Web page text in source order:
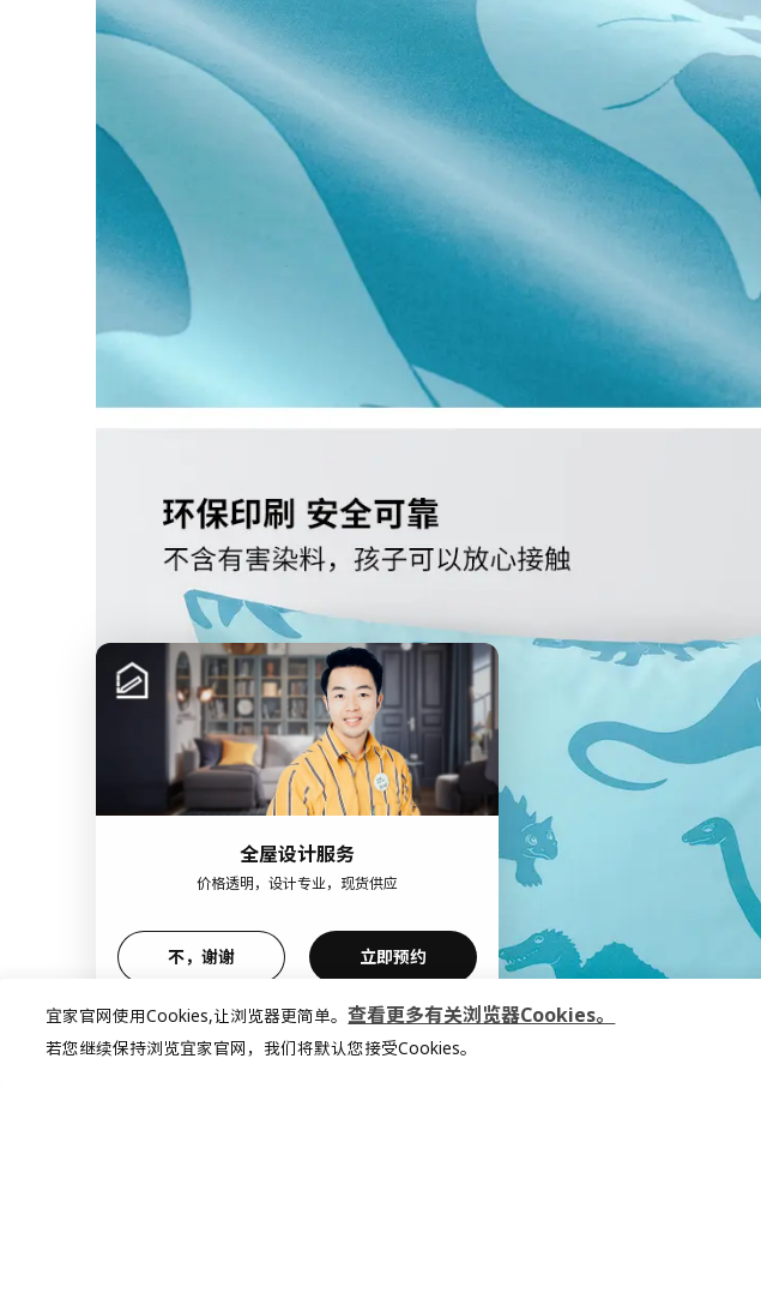
全屋设计服务
价格透明，设计专业，现货供应
不，谢谢 立即预约
宜家官网使用Cookies,让浏览器更简单。查看更多有关浏览器Cookies。
若您继续保持浏览宜家官网，我们将默认您接受Cookies。